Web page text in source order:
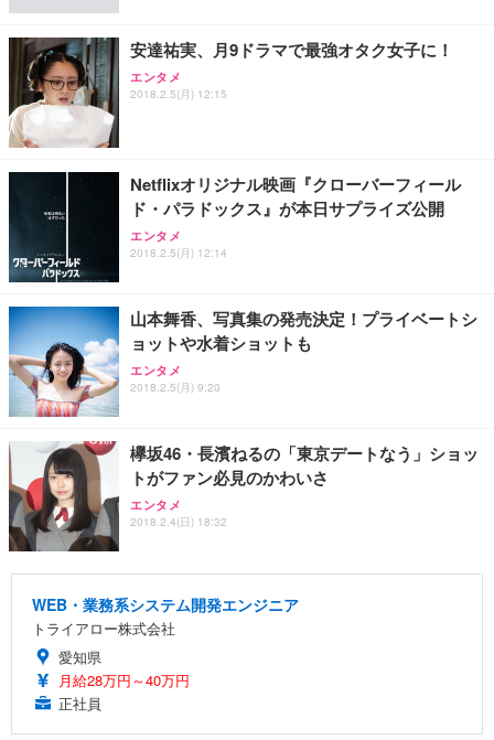
安達祐実、月9ドラマで最強オタク女子に！
エンタメ
2018.2.5(月) 12:15
Netflixオリジナル映画『クローバーフィール
ド・パラドックス』が本日サプライズ公開
エンタメ
2018.2.5(月) 12:14
山本舞香、写真集の発売決定！プライベートシ
ョットや水着ショットも
エンタメ
2018.2.5(月) 9:20
欅坂46・長濱ねるの「東京デートなう」ショッ
トがファン必見のかわいさ
エンタメ
2018.2.4(日) 18:32
WEB・業務系システム開発エンジニア
トライアロー株式会社
愛知県
月給28万円～40万円
正社員